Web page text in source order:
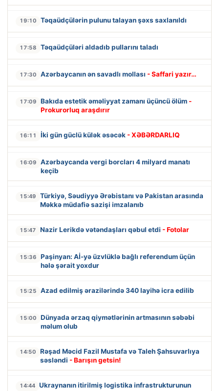
19:10 Təqaüdçülərin pulunu talayan şəxs saxlanıldı
17:58 Təqaüdçüləri aldadıb pullarını taladı
17:30 Azərbaycanın ən savadlı mollası - Saffari yazır…
17:09 Bakıda estetik əməliyyat zamanı üçüncü ölüm -
Prokurorluq araşdırır
16:11 İki gün güclü külək əsəcək - XƏBƏRDARLIQ
16:09
Azərbaycanda vergi borcları 4 milyard manatı
keçib
15:49
Türkiyə, Səudiyyə Ərəbistanı və Pakistan arasında
Məkkə müdafiə sazişi imzalanıb
15:47 Nazir Lerikdə vətəndaşları qəbul etdi - Fotolar
15:36
Paşinyan: Aİ-yə üzvlüklə bağlı referendum üçün
hələ şərait yoxdur
15:25 Azad edilmiş ərazilərində 340 layihə icra edilib
15:00
Dünyada ərzaq qiymətlərinin artmasının səbəbi
məlum olub
14:50
Rəşad Məcid Fazil Mustafa və Taleh Şahsuvarlıya
səsləndi - Barışın getsin!
14:44 Ukraynanın itirilmiş logistika infrastrukturunun